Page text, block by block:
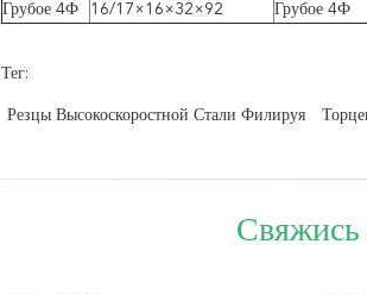
Грубое 4Ф
16/17×16×32×92 Грубое 4Ф
Тег:
Резцы Высокоскоростной Стали Филируя